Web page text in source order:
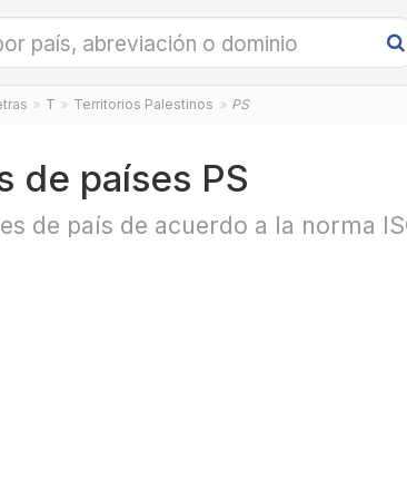
T Territorios Palestinos PS
de países PS
de país de acuerdo a la norma